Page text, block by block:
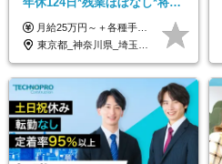
活かせる専門スキル
月給25万円～＋各種手当（家族、資格、住宅など） ★ご経験をお持ちの方は前職給与保証！ ※試用期間は6ヶ月 ※上記には固定残業代（33,784円～／20時間分）を含みます。超過分は追加支給致します。 ※経験・スキル・能力を考慮して決定します。ご経験者の方の経験フェーズは不問です。 ＜各種手当＞ 住宅手当／家族手当／資格手当／特別手当など
東京都_神奈川県_埼玉県_千葉県